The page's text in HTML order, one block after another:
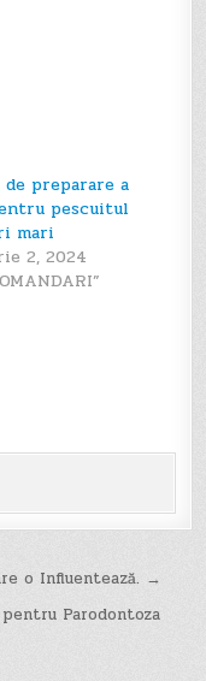
preparare a
pescuitul
mari
2, 2024
o Influentează. →
Parodontoza